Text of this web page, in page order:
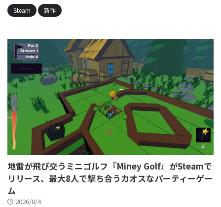
Steam 新作
地雷が飛び交うミニゴルフ『Miney Golf』がSteamで
リリース、最大8人で撃ち合うカオスなパーティーゲー
ム
2026/8/4